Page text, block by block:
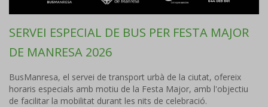
SERVEI ESPECIAL DE BUS PER FESTA MAJOR
DE MANRESA 2026
BusManresa, el servei de transport urbà de la ciutat, ofereix
horaris especials amb motiu de la Festa Major, amb l'objectiu
de facilitar la mobilitat durant les nits de celebració.